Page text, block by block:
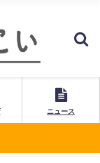
ニュース